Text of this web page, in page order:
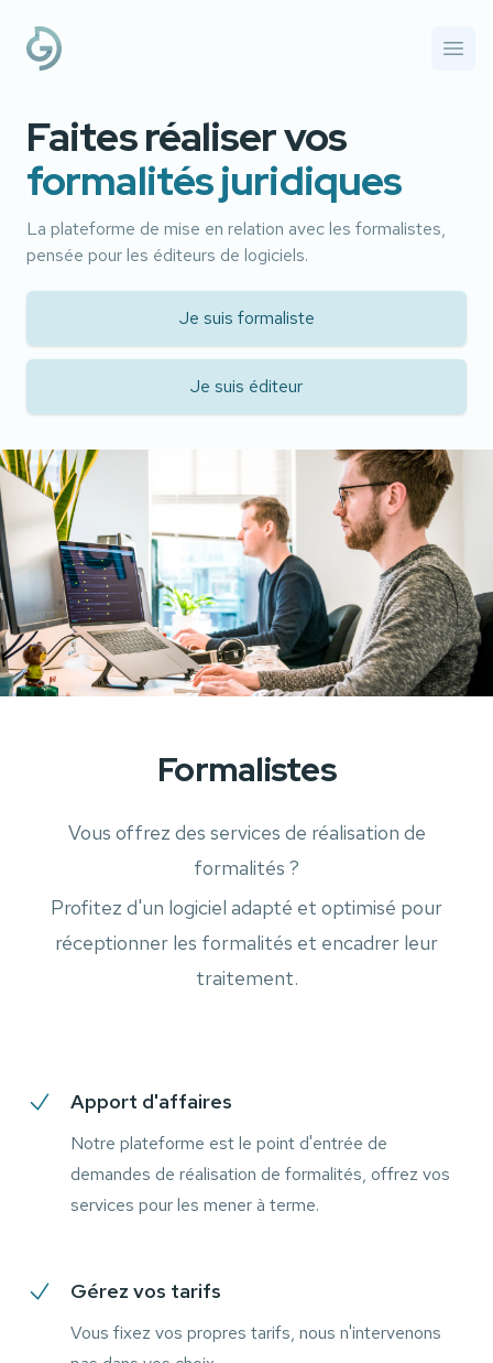
Guichet Juridique
Faites réaliser vos
formalités juridiques
La plateforme de mise en relation avec les formalistes,
pensée pour les éditeurs de logiciels.
Je suis formaliste
Je suis éditeur
Formalistes
Vous offrez des services de réalisation de
formalités ?
Profitez d'un logiciel adapté et optimisé pour
réceptionner les formalités et encadrer leur
traitement.
Apport d'affaires
Notre plateforme est le point d'entrée de
demandes de réalisation de formalités, offrez vos
services pour les mener à terme.
Gérez vos tarifs
Vous fixez vos propres tarifs, nous n'intervenons